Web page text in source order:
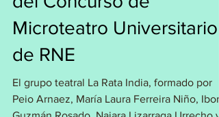
¡Buh! gana la 2ª edición
del Concurso de
Microteatro Universitario
de RNE